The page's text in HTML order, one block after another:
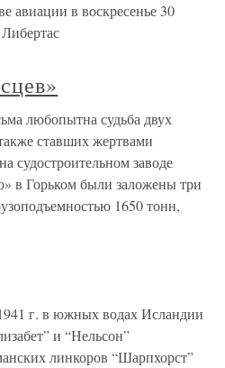
авиации в воскресенье 30
любопытна судьба двух
ставших жертвами
судостроительном заводе
в Горьком были заложены три
1650 тонн,
г. в южных водах Исландии
и “Нельсон”
линкоров “Шарпхорст”